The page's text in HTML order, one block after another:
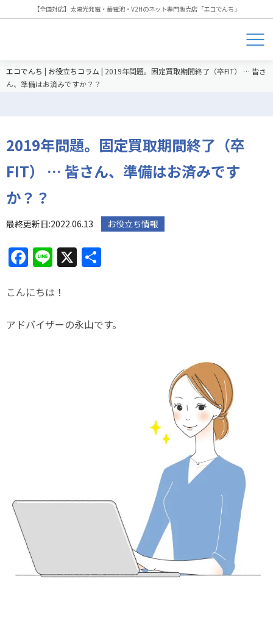
【全国対応】太陽光発電・蓄電池・V2Hのネット専門販売店「エコでんち」
エコでんち | お役立ちコラム | 2019年問題。固定買取期間終了（卒FIT） … 皆さ
ん、準備はお済みですか？？
2019年問題。固定買取期間終了（卒
FIT） … 皆さん、準備はお済みです
か？？
最終更新日:2022.06.13 お役立ち情報
Facebook
Line
X
こんにちは！
アドバイザーの永山です。